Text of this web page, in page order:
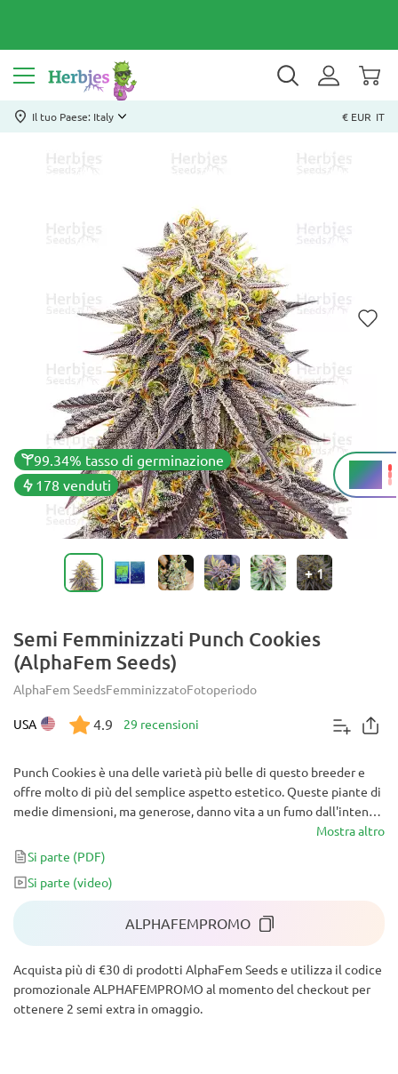
Il tuo Paese: Italy € EUR IT
99.34% tasso di germinazione
178 venduti
25%
THC
+1
Semi Femminizzati Punch Cookies
(AlphaFem Seeds)
AlphaFem SeedsFemminizzatoFotoperiodo
USA 4.9 29 recensioni
Punch Cookies è una delle varietà più belle di questo breeder e
offre molto di più del semplice aspetto estetico. Queste piante di
medie dimensioni, ma generose, danno vita a un fumo dall'intenso
aroma fruttato, con un massiccio 25% di THC e un potente high
ibrido che centra il punto giusto tra stimolazione euforica e
rilassamento altrettanto euforico. Inoltre, il valore medicinale di
questa varietà è pari alle sue qualità ricreative.
Mostra altro
Si parte (PDF)
Si parte (video)
ALPHAFEMPROMO
Acquista più di €30 di prodotti AlphaFem Seeds e utilizza il codice
promozionale ALPHAFEMPROMO al momento del checkout per
ottenere 2 semi extra in omaggio.